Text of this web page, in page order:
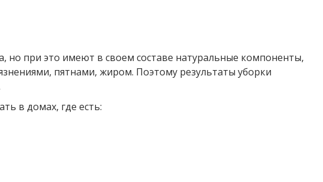
но при это имеют в своем составе натуральные компоненты,
пятнами, жиром. Поэтому результаты уборки
в домах, где есть: